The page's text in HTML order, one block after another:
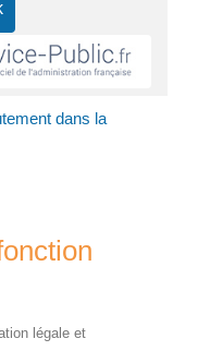
dans la
légale et